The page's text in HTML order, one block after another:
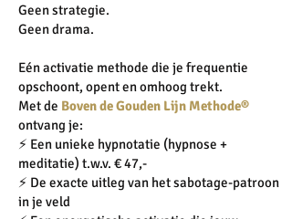
Geen strategie.
Geen drama.
Eén activatie methode die je frequentie
opschoont, opent en omhoog trekt.
Met de Boven de Gouden Lijn Methode®
ontvang je:
⚡️ Een unieke hypnotatie (hypnose +
meditatie) t.w.v. € 47,-
⚡️ De exacte uitleg van het sabotage-patroon
in je veld